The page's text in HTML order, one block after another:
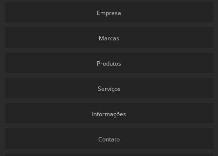
Empresa
Marcas
Produtos
Serviços
Informações
Contato